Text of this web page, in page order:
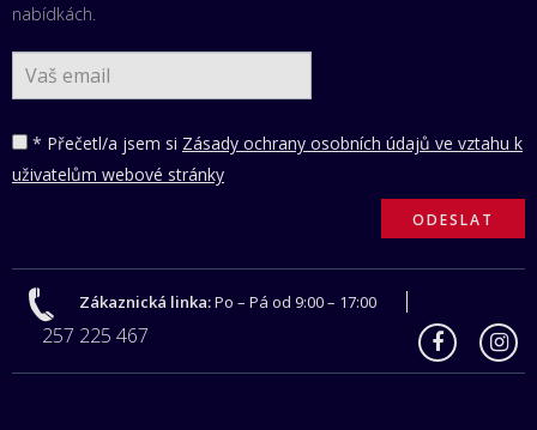
nabídkách.
* Přečetl/a jsem si Zásady ochrany osobních údajů ve vztahu k
uživatelům webové stránky
Zákaznická linka:Po – Pá od 9:00 – 17:00
257 225 467